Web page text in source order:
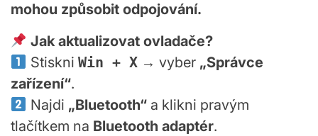
mohou způsobit odpojování.
Jak aktualizovat ovladače?
Stiskni Win + X→ vyber „Správce
zařízení“.
Najdi „Bluetooth“a klikni pravým
tlačítkem na Bluetooth adaptér.